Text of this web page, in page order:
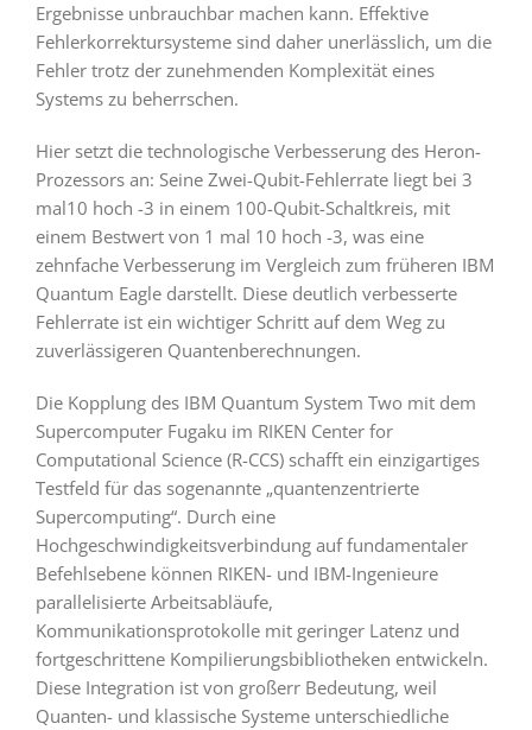
Ergebnisse unbrauchbar machen kann. Effektive
Fehlerkorrektursysteme sind daher unerlässlich, um die
Fehler trotz der zunehmenden Komplexität eines
Systems zu beherrschen.
Hier setzt die technologische Verbesserung des Heron-
Prozessors an: Seine Zwei-Qubit-Fehlerrate liegt bei 3
mal10 hoch -3 in einem 100-Qubit-Schaltkreis, mit
einem Bestwert von 1 mal 10 hoch -3, was eine
zehnfache Verbesserung im Vergleich zum früheren IBM
Quantum Eagle darstellt. Diese deutlich verbesserte
Fehlerrate ist ein wichtiger Schritt auf dem Weg zu
zuverlässigeren Quantenberechnungen.
Die Kopplung des IBM Quantum System Two mit dem
Supercomputer Fugaku im RIKEN Center for
Computational Science (R-CCS) schafft ein einzigartiges
Testfeld für das sogenannte „quantenzentrierte
Supercomputing“. Durch eine
Hochgeschwindigkeitsverbindung auf fundamentaler
Befehlsebene können RIKEN- und IBM-Ingenieure
parallelisierte Arbeitsabläufe,
Kommunikationsprotokolle mit geringer Latenz und
fortgeschrittene Kompilierungsbibliotheken entwickeln.
Diese Integration ist von großerr Bedeutung, weil
Quanten- und klassische Systeme unterschiedliche